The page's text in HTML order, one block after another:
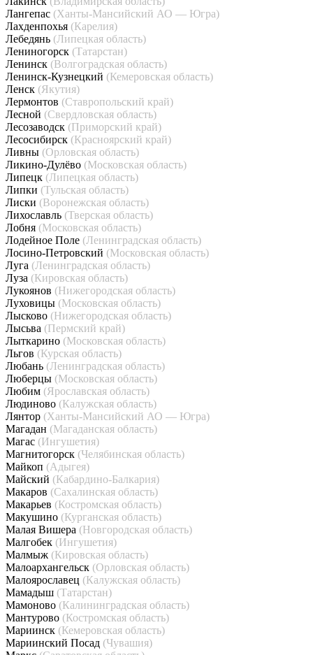
Лангепас (Ханты-Мансийский АО — Югра)
Лахденпохья (Карелия)
Лебедянь (Липецкая область)
Лениногорск (Татарстан)
Ленинск (Волгоградская область)
Ленинск-Кузнецкий (Кемеровская область)
Ленск (Якутия)
Лермонтов (Ставропольский край)
Лесной (Свердловская область)
Лесозаводск (Приморский край)
Лесосибирск (Красноярский край)
Ливны (Орловская область)
Ликино-Дулёво (Московская область)
Липецк (Липецкая область)
Липки (Тульская область)
Лиски (Воронежская область)
Лихославль (Тверская область)
Лобня (Московская область)
Лодейное Поле (Ленинградская область)
Лосино-Петровский (Московская область)
Луга (Ленинградская область)
Луза (Кировская область)
Лукоянов (Нижегородская область)
Луховицы (Московская область)
Лысково (Нижегородская область)
Лысьва (Пермский край)
Лыткарино (Московская область)
Льгов (Курская область)
Любань (Ленинградская область)
Люберцы (Московская область)
Любим (Ярославская область)
Людиново (Калужская область)
Лянтор (Ханты-Мансийский АО — Югра)
Магадан (Магаданская область)
Магас (Ингушетия)
Магнитогорск (Челябинская область)
Майкоп (Адыгея)
Майский (Кабардино-Балкария)
Макаров (Сахалинская область)
Макарьев (Костромская область)
Макушино (Курганская область)
Малая Вишера (Новгородская область)
Малгобек (Ингушетия)
Малмыж (Кировская область)
Малоархангельск (Орловская область)
Малоярославец (Калужская область)
Мамадыш (Татарстан)
Мамоново (Калининградская область)
Мантурово (Костромская область)
Мариинск (Кемеровская область)
Мариинский Посад (Чувашия)